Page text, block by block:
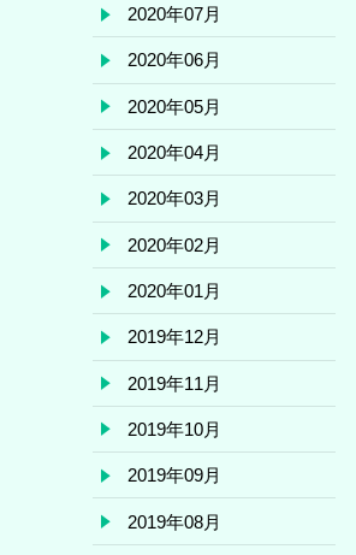
2020年07月
2020年06月
2020年05月
2020年04月
2020年03月
2020年02月
2020年01月
2019年12月
2019年11月
2019年10月
2019年09月
2019年08月